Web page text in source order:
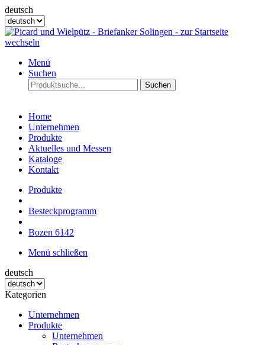
deutsch
Menü
Suchen
Suchen
Home
Unternehmen
Produkte
Aktuelles und Messen
Kataloge
Kontakt
Produkte
Besteckprogramm
Bozen 6142
Menü schließen
deutsch
Kategorien
Unternehmen
Produkte
Unternehmen